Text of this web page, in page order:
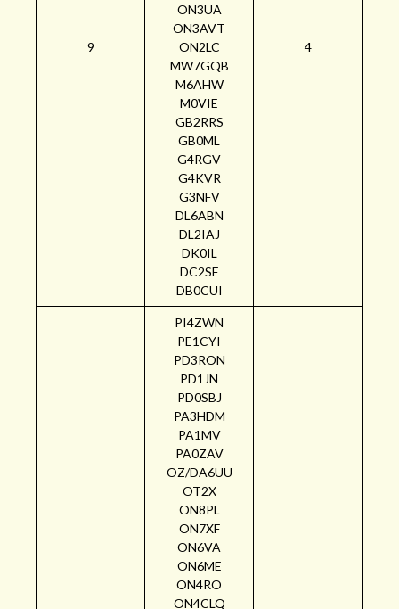
9
ON3UA
ON3AVT
ON2LC
MW7GQB
M6AHW
M0VIE
GB2RRS
GB0ML
G4RGV
G4KVR
G3NFV
DL6ABN
DL2IAJ
DK0IL
DC2SF
DB0CUI
4
PI4ZWN
PE1CYI
PD3RON
PD1JN
PD0SBJ
PA3HDM
PA1MV
PA0ZAV
OZ/DA6UU
OT2X
ON8PL
ON7XF
ON6VA
ON6ME
ON4RO
ON4CLQ